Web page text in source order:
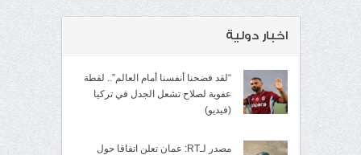
اخبار دولية
“لقد فضحنا أنفسنا أمام العالم”.. لقطة
عفوية لصلاح تشعل الجدل في تركيا
(فيديو)
مصدر لـRT: عمان تعلن اتفاقا حول